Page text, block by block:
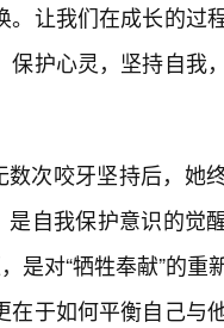
让我们在成长的过
护心灵，坚持自我
次咬牙坚持后，她
自我保护意识的觉
是对“牺牲奉献”的重
于如何平衡自己与